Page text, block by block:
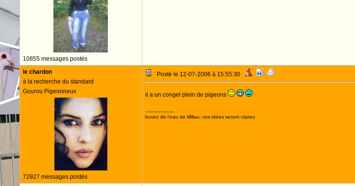
10855 messages postés
le chardon
à la recherche du standard
Gourou Pigeonneux
72927 messages postés
Posté le 12-07-2006 à 15:55:30
il a un congel plein de pigeons
--------------------
buvez de l'eau de Millau, vos idées seront claires